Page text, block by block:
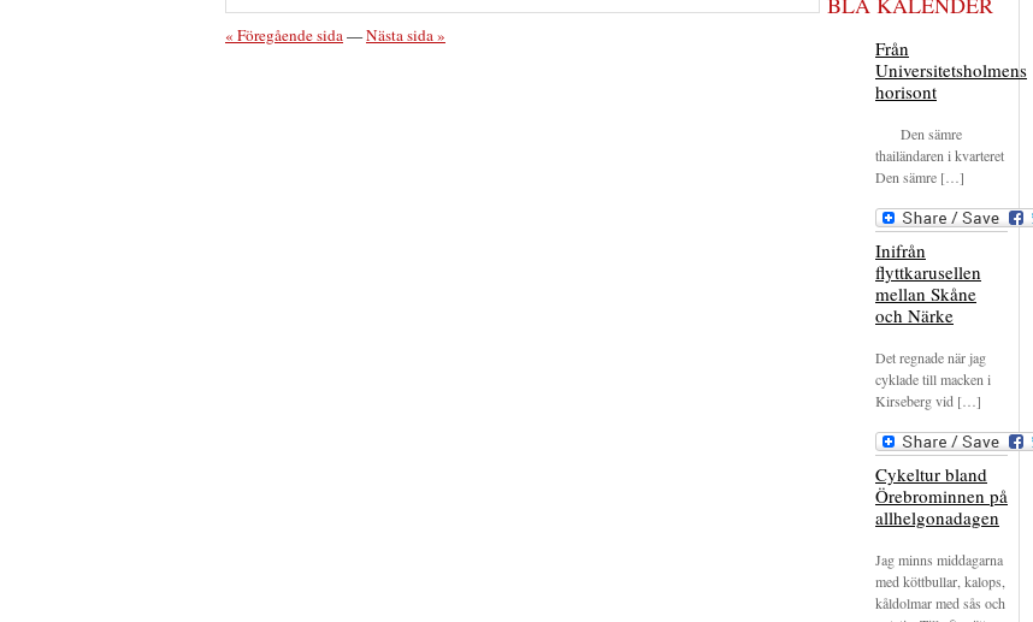
« Föregående sida—Nästa sida »
Från
Universitetsholmens
horisont
Den sämre
thailändaren i kvarteret
Den sämre […]
Inifrån
flyttkarusellen
mellan Skåne
och Närke
Det regnade när jag
cyklade till macken i
Kirseberg vid […]
Cykeltur bland
Örebrominnen på
allhelgonadagen
Jag minns middagarna
med köttbullar, kalops,
kåldolmar med sås och